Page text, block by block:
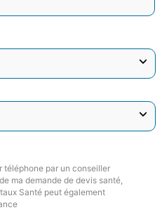
par un conseiller
ma demande de devis santé,
Santé peut également